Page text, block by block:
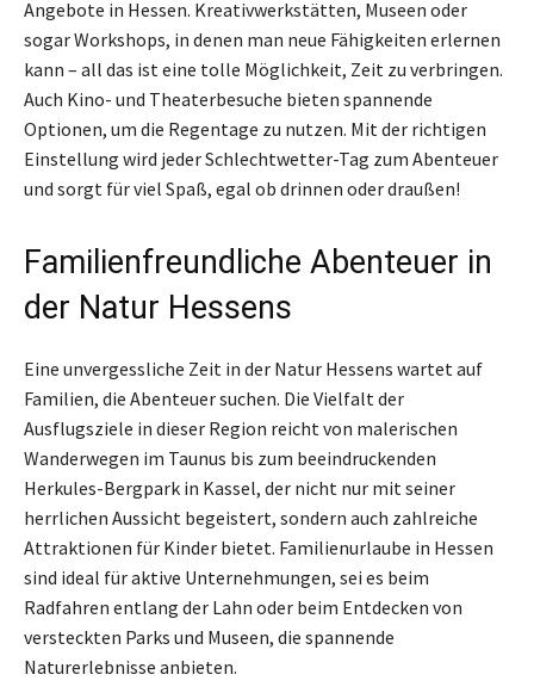
Angebote in Hessen. Kreativwerkstätten, Museen oder
sogar Workshops, in denen man neue Fähigkeiten erlernen
kann – all das ist eine tolle Möglichkeit, Zeit zu verbringen.
Auch Kino- und Theaterbesuche bieten spannende
Optionen, um die Regentage zu nutzen. Mit der richtigen
Einstellung wird jeder Schlechtwetter-Tag zum Abenteuer
und sorgt für viel Spaß, egal ob drinnen oder draußen!
Familienfreundliche Abenteuer in
der Natur Hessens
Eine unvergessliche Zeit in der Natur Hessens wartet auf
Familien, die Abenteuer suchen. Die Vielfalt der
Ausflugsziele in dieser Region reicht von malerischen
Wanderwegen im Taunus bis zum beeindruckenden
Herkules-Bergpark in Kassel, der nicht nur mit seiner
herrlichen Aussicht begeistert, sondern auch zahlreiche
Attraktionen für Kinder bietet. Familienurlaube in Hessen
sind ideal für aktive Unternehmungen, sei es beim
Radfahren entlang der Lahn oder beim Entdecken von
versteckten Parks und Museen, die spannende
Naturerlebnisse anbieten.